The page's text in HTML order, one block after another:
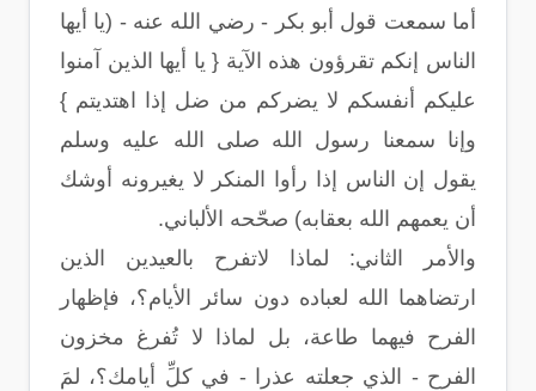
أما سمعت قول أبو بكر - رضي الله عنه - (يا أيها
الناس إنكم تقرؤون هذه الآية { يا أيها الذين آمنوا
عليكم أنفسكم لا يضركم من ضل إذا اهتديتم }
وإنا سمعنا رسول الله صلى الله عليه وسلم
يقول إن الناس إذا رأوا المنكر لا يغيرونه أوشك
أن يعمهم الله بعقابه) صحّحه الألباني.
والأمر الثاني: لماذا لاتفرح بالعيدين الذين
ارتضاهما الله لعباده دون سائر الأيام؟، فإظهار
الفرح فيهما طاعة، بل لماذا لا تُفرغ مخزون
الفرح - الذي جعلته عذرا - في كلِّ أيامك؟، لمَ